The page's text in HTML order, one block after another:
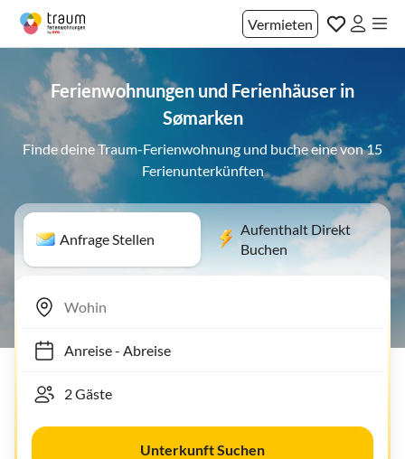
Vermieten
Ferienwohnungen und Ferienhäuser in
Sømarken
Finde deine Traum-Ferienwohnung und buche eine von 15
Ferienunterkünften
Anfrage Stellen
Aufenthalt Direkt
Buchen
Anreise- Abreise
Unterkunft Suchen